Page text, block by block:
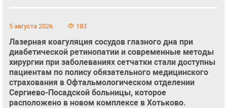
5 августа 2026 183
Лазерная коагуляция сосудов глазного дна при
диабетической ретинопатии и современные методы
хирургии при заболеваниях сетчатки стали доступны
пациентам по полису обязательного медицинского
страхования в Офтальмологическом отделении
Сергиево-Посадской больницы, которое
расположено в новом комплексе в Хотьково.